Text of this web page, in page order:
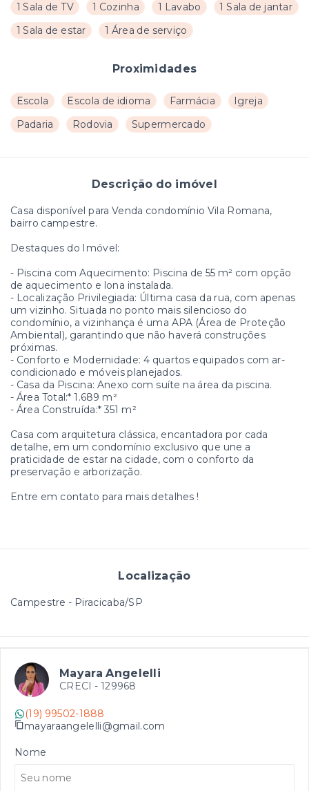
1 Sala de TV
1 Cozinha 1 Lavabo
1 Sala de jantar
1 Sala de estar
1 Área de serviço
Proximidades
Escola Escola de idioma Farmácia
Igreja
Padaria
Rodovia Supermercado
Descrição do imóvel
Casa disponível para Venda condomínio Vila Romana,
bairro campestre.
Destaques do Imóvel:
- Piscina com Aquecimento: Piscina de 55 m² com opção
de aquecimento e lona instalada.
- Localização Privilegiada: Última casa da rua, com apenas
um vizinho. Situada no ponto mais silencioso do
condomínio, a vizinhança é uma APA (Área de Proteção
Ambiental), garantindo que não haverá construções
próximas.
- Conforto e Modernidade: 4 quartos equipados com ar-
condicionado e móveis planejados.
- Casa da Piscina: Anexo com suíte na área da piscina.
- Área Total:* 1.689 m²
- Área Construída:* 351 m²
Casa com arquitetura clássica, encantadora por cada
detalhe, em um condomínio exclusivo que une a
praticidade de estar na cidade, com o conforto da
preservação e arborização.
Entre em contato para mais detalhes !
Localização
Campestre - Piracicaba/SP
Mayara Angelelli
CRECI - 129968
(19) 99502-1888
mayaraangelelli@gmail.com
Nome